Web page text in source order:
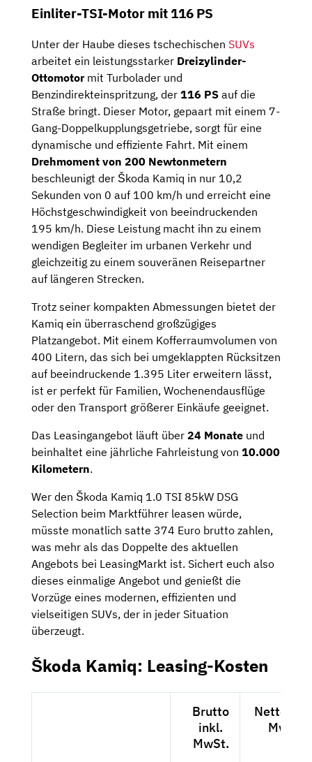
Einliter-TSI-Motor mit 116 PS
Unter der Haube dieses tschechischen SUVs
arbeitet ein leistungsstarker Dreizylinder-
Ottomotormit Turbolader und
Benzindirekteinspritzung, der 116 PS auf die
Straße bringt. Dieser Motor, gepaart mit einem 7-
Gang-Doppelkupplungsgetriebe, sorgt für eine
dynamische und effiziente Fahrt. Mit einem
Drehmoment von 200 Newtonmetern
beschleunigt der Škoda Kamiq in nur 10,2
Sekunden von 0 auf 100 km/h und erreicht eine
Höchstgeschwindigkeit von beeindruckenden
195 km/h. Diese Leistung macht ihn zu einem
wendigen Begleiter im urbanen Verkehr und
gleichzeitig zu einem souveränen Reisepartner
auf längeren Strecken.
Trotz seiner kompakten Abmessungen bietet der
Kamiq ein überraschend großzügiges
Platzangebot. Mit einem Kofferraumvolumen von
400 Litern, das sich bei umgeklappten Rücksitzen
auf beeindruckende 1.395 Liter erweitern lässt,
ist er perfekt für Familien, Wochenendausflüge
oder den Transport größerer Einkäufe geeignet.
Das Leasingangebot läuft über 24 Monate und
beinhaltet eine jährliche Fahrleistung von 10.000
Kilometern.
Wer den Škoda Kamiq 1.0 TSI 85kW DSG
Selection beim Marktführer leasen würde,
müsste monatlich satte 374 Euro brutto zahlen,
was mehr als das Doppelte des aktuellen
Angebots bei LeasingMarkt ist. Sichert euch also
dieses einmalige Angebot und genießt die
Vorzüge eines modernen, effizienten und
vielseitigen SUVs, der in jeder Situation
überzeugt.
Škoda Kamiq: Leasing-Kosten
Brutto
inkl.
MwSt.
Netto
MwSt.